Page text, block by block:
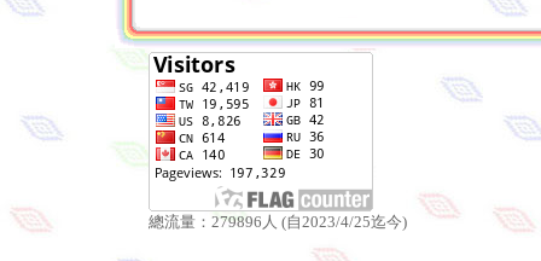
總流量：279896人 (自2023/4/25迄今)